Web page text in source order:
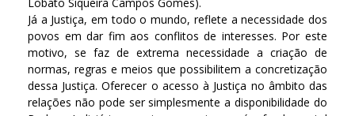
Já a Justiça, em todo o mundo, reflete a necessidade dos
povos em dar fim aos conflitos de interesses. Por este
motivo, se faz de extrema necessidade a criação de
normas, regras e meios que possibilitem a concretização
dessa Justiça. Oferecer o acesso à Justiça no âmbito das
relações não pode ser simplesmente a disponibilidade do